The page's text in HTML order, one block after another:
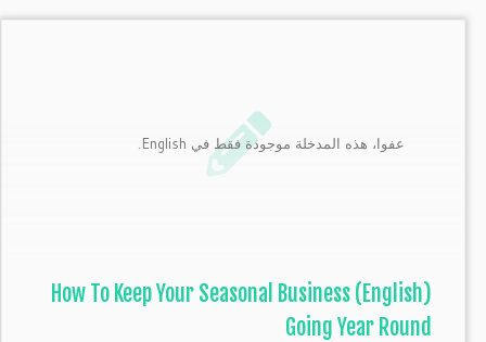
عفوا، هذه المدخلة موجودة فقط في English.
(English) How To Keep Your Seasonal Business
Going Year Round